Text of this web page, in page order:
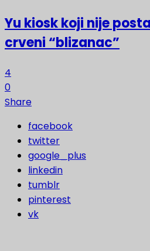
Yu kiosk koji nije
crveni “blizanac”
4
0
Share
facebook
twitter
google_plus
linkedin
tumblr
pinterest
vk